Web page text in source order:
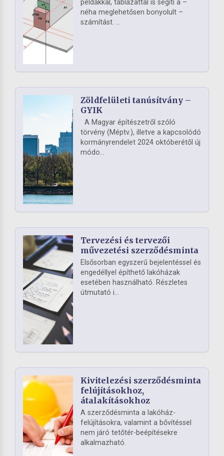
példákkal, táblázattal is segíti a –
néha meglehetősen bonyolult –
számítást. ...
Zöldfelületi tanúsítvány –
GYIK
A Magyar építészetről szóló
törvény (Méptv.), illetve a kapcsolódó
kormányrendelet 2024 októberétől új
módo...
Tervezési és tervezői
művezetési szerződésminta
Elsősorban egyszerű bejelentéssel és
engedéllyel építhető lakóházak
esetében használható. Részletes
útmutató i...
Kivitelezési szerződésminta
felújításokhoz,
átalakításokhoz
A szerződésminta a lakóház-
felújításokra, valamint a bővítéssel
nem járó tetőtér-beépítésekre
alkalmazható.